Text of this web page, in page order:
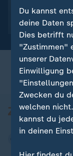
Klimaschutz ist
Video 1:06
Du kannst
deine Daten
Dies betrifft
"Zustimmen"
unserer
Einwilligung
Zwecken du
welchen
kannst du
in deinen